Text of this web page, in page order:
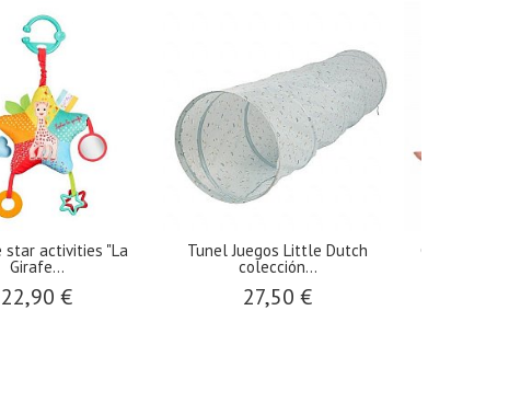
Little Chaleco Reversible Arena-Rosa
27,95 €
Camiseta Manga Larga con